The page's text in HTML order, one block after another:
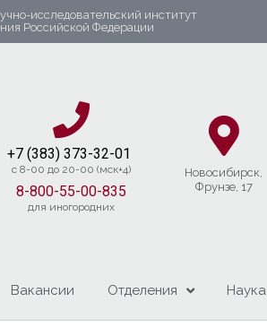
исследовательский институт
Российской Федерации
+7 (383) 373-32-01​
c 8-00 до 20-00 (мск+4)
8-800-55-00-835
для иногородних
Новосибирcк,
Фрунзе, 17
Вакансии Отделения Наука